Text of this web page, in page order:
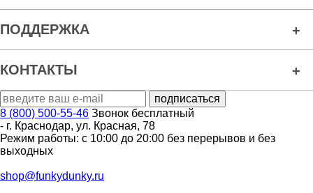
ПОДДЕРЖКА
КОНТАКТЫ
8 (800) 500-55-46 Звонок бесплатный
- г. Краснодар, ул. Красная, 78
Режим работы: с 10:00 до 20:00 без перерывов и без
выходных
shop@funkydunky.ru